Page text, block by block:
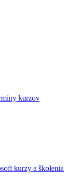
kurzov
kurzy a školenia